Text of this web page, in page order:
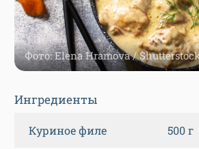
Фото: Elena Hramova /
Ингредиенты
Куриное филе 500 г